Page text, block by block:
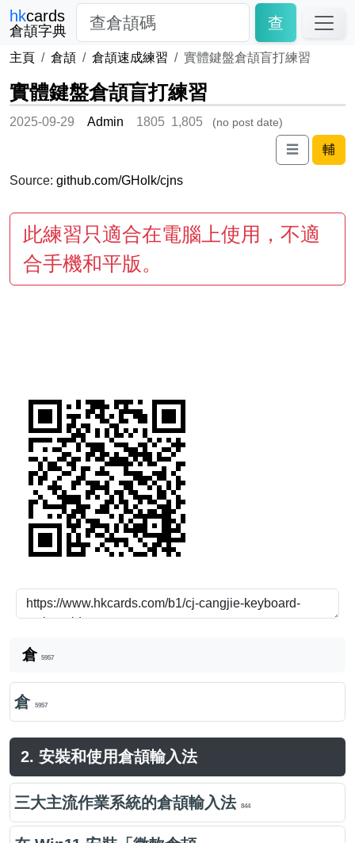
hkcards
倉頡字典 查
主頁 倉頡 倉頡速成練習 實體鍵盤倉頡盲打練習
實體鍵盤倉頡盲打練習
2025-09-29 Admin 1805 1,805 (no post date)
☰ 輔
Source: github.com/GHolk/cjns
此練習只適合在電腦上使用，不適
合手機和平版。
倉 5957
倉 5957
2. 安裝和使用倉頡輸入法
三大主流作業系統的倉頡輸入法 844